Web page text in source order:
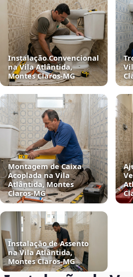
Instalação Convencional
na Vila Atlântida,
Montes Claros‑MG
Montagem de Caixa
Acoplada na Vila
Atlântida, Montes
Claros‑MG
Instalação de Assento
na Vila Atlântida,
Montes Claros‑MG